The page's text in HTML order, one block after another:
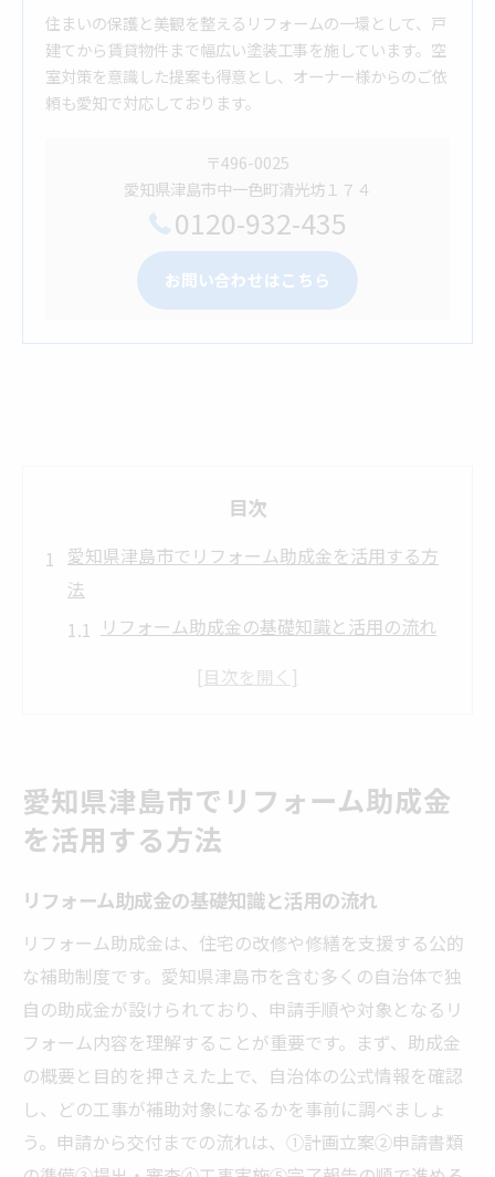
住まいの保護と美観を整えるリフォームの一環として、戸
建てから賃貸物件まで幅広い塗装工事を施しています。空
室対策を意識した提案も得意とし、オーナー様からのご依
頼も愛知で対応しております。
〒496-0025
愛知県津島市中一色町清光坊１７４
0120-932-435
お問い合わせはこちら
目次
愛知県津島市でリフォーム助成金を活用する方
法
リフォーム助成金の基礎知識と活用の流れ
津島市のリフォーム制度と補助金の特徴
リフォーム助成金を賢く活用するポイント
リフォーム補助金の最新情報を津島市で知る
リフォーム補助金の最新動向をチェック
外壁塗装やバリアフリー対応助成金の解説
リフォームに関連する防犯補助金も要チェ
ック
補助金対象のリフォーム内容の見極め方
最新補助金の申請スケジュール把握法
申請の流れを押さえたリフォーム助成金活用術
愛知県津島市でリフォーム助成金
を活用する方法
リフォーム助成金の基礎知識と活用の流れ
リフォーム助成金は、住宅の改修や修繕を支援する公的
な補助制度です。愛知県津島市を含む多くの自治体で独
自の助成金が設けられており、申請手順や対象となるリ
フォーム内容を理解することが重要です。まず、助成金
の概要と目的を押さえた上で、自治体の公式情報を確認
し、どの工事が補助対象になるかを事前に調べましょ
う。申請から交付までの流れは、①計画立案②申請書類